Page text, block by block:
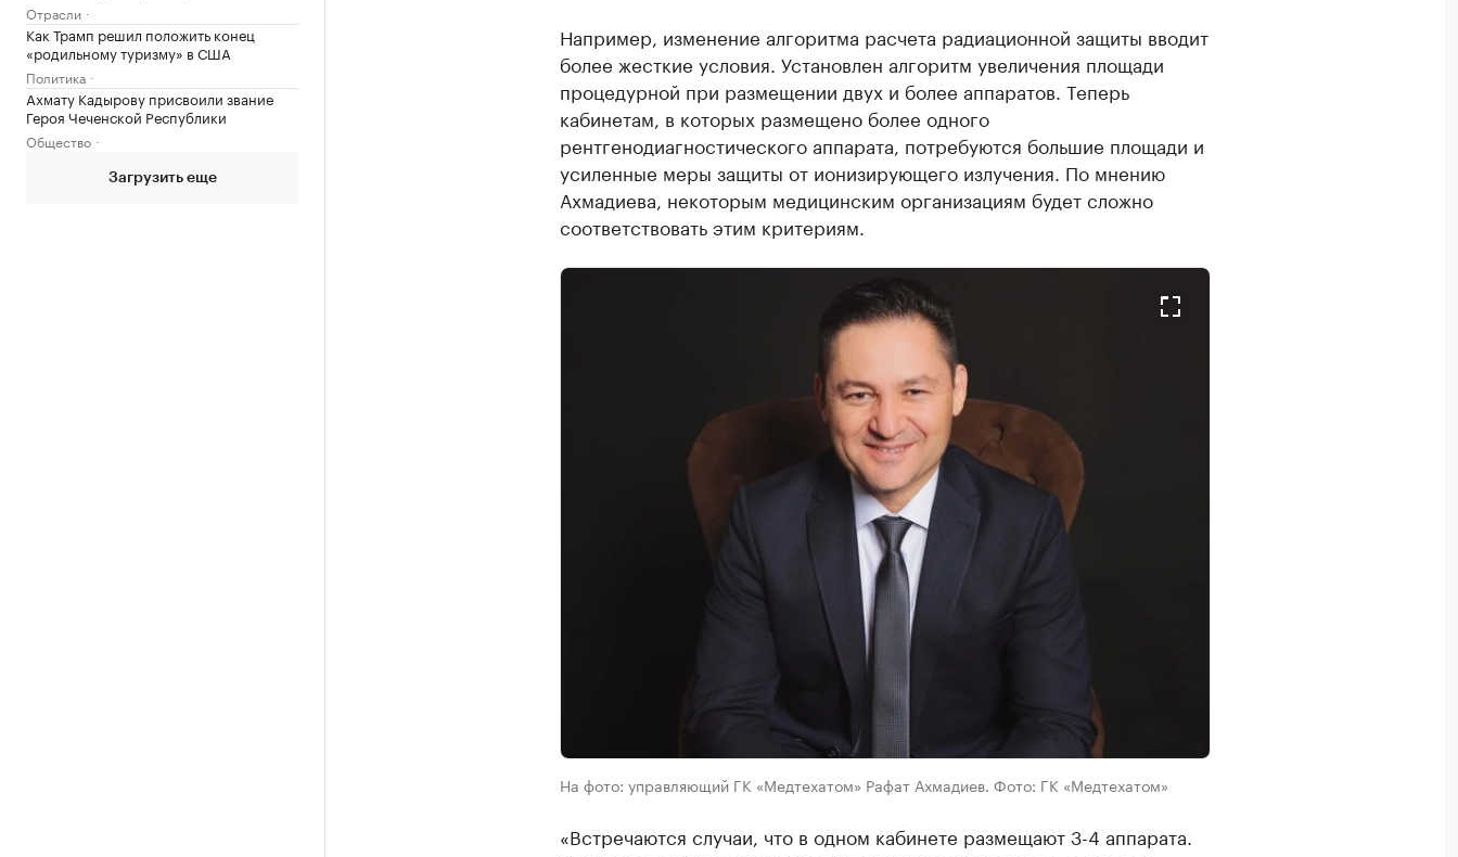
Отрасли
Как Трамп решил положить конец
«родильному туризму» в США
Политика
Ахмату Кадырову присвоили звание
Героя Чеченской Республики
Общество
Загрузить еще
Например, изменение алгоритма расчета радиационной защиты вводит
более жесткие условия. Установлен алгоритм увеличения площади
процедурной при размещении двух и более аппаратов. Теперь
кабинетам, в которых размещено более одного
рентгенодиагностического аппарата, потребуются большие площади и
усиленные меры защиты от ионизирующего излучения. По мнению
Ахмадиева, некоторым медицинским организациям будет сложно
соответствовать этим критериям.
На фото: управляющий ГК «Медтехатом» Рафат Ахмадиев. Фото: ГК «Медтехатом»
«Встречаются случаи, что в одном кабинете размещают 3-4 аппарата.